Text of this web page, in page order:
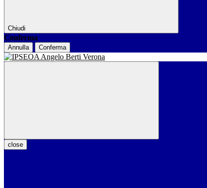
Chiudi
Conferma
Annulla Conferma
close